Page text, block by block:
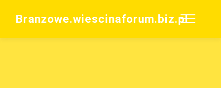
Branzowe.wiescinaforum.biz.pl